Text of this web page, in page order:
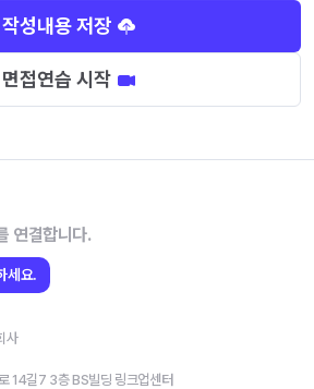
작성내용 저장
면접연습 시작
연결합니다.
세요.
사
14길7 3층 BS빌딩 링크업센터